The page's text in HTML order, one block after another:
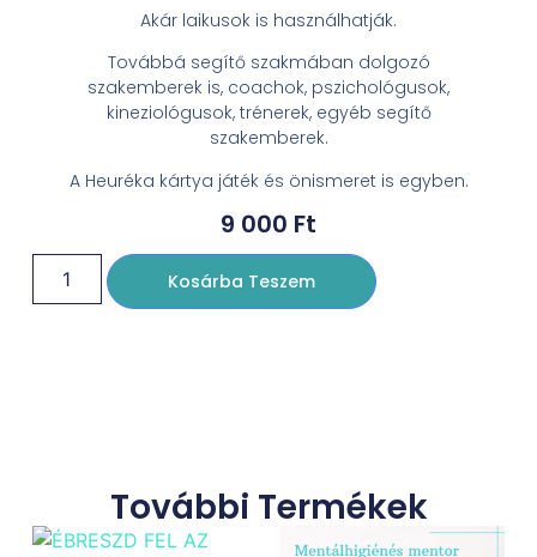
Akár laikusok is használhatják.
Továbbá segítő szakmában dolgozó
szakemberek is, coachok, pszichológusok,
kineziológusok, trénerek, egyéb segítő
szakemberek.
A Heuréka kártya játék és önismeret is egyben.
9 000 Ft
Kosárba Teszem
További Termékek